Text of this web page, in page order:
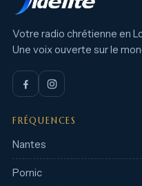
Votre radio chrétienne en
Une voix ouverte sur le
FRÉQUENCES
Nantes
Pornic